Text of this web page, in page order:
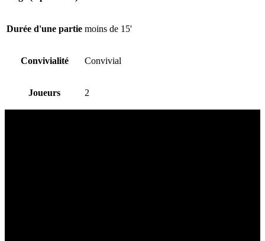
Durée d'une partie moins de 15'
Convivialité Convivial
Joueurs 2